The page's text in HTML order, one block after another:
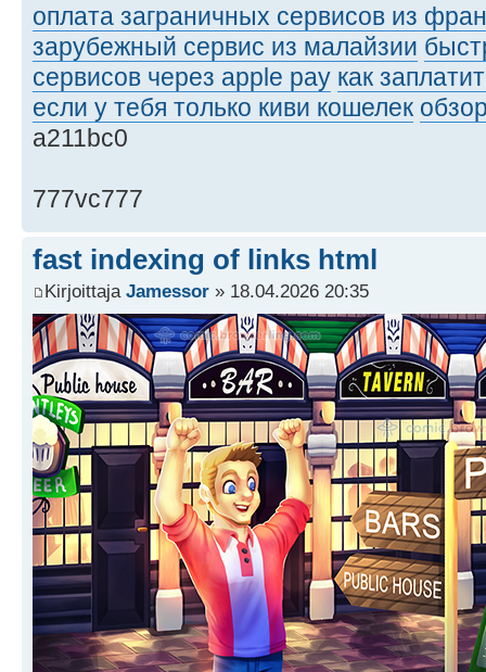
оплата заграничных сервисов из
зарубежный сервис из малайзии
сервисов через apple pay как
если у тебя только киви кошелек
a211bc0
777vc777
fast indexing of links html
Kirjoittaja Jamessor » 18.04.2026 20:35